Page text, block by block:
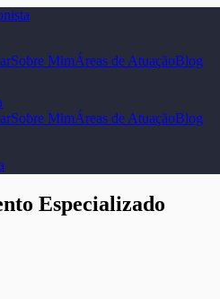
Sobre MimÁreas de AtuaçãoBlog
Sobre MimÁreas de AtuaçãoBlog
Especializado